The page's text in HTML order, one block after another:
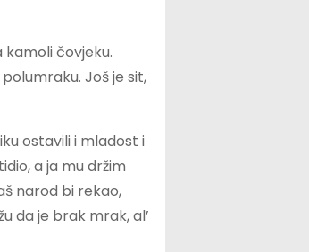
kamoli čovjeku.
Još je sit,
ostavili i mladost i
a ja mu držim
narod bi rekao,
da je brak mrak, al’